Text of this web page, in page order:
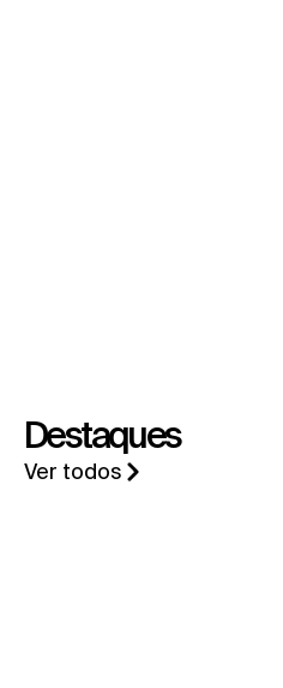
Destaques
Ver todos